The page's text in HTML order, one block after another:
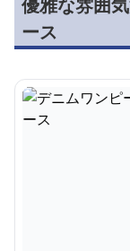
優雅な雰囲
ース